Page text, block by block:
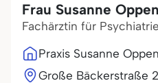
Frau Susanne
Fachärztin für
Praxis Susanne
Große Bäckerstraße